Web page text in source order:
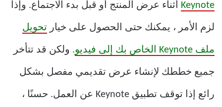
Keynote أثناء عرض المنتج أو قبل بدء الاجتماع. وإذا
لزم الأمر ، يمكنك حتى الحصول على خيار تحويل
ملف Keynote الخاص بك إلى فيديو . ولكن قد تتأخر
جميع خططك لإنشاء عرض تقديمي مفصل بشكل
رائع إذا توقف تطبيق Keynote عن العمل. حسنًا ،